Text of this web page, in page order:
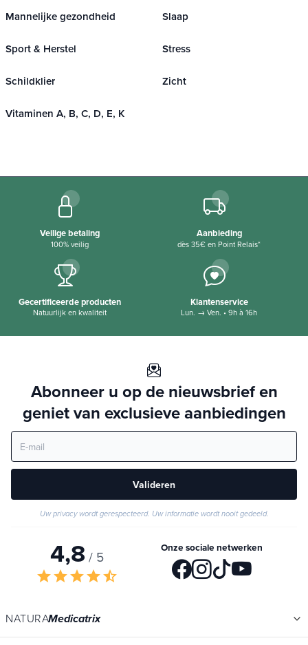
Mannelijke gezondheid Slaap
Sport & Herstel Stress
Schildklier Zicht
Vitaminen A, B, C, D, E, K
Veilige betaling
100% veilig
Aanbieding
dès 35€ en Point Relais*
Gecertificeerde producten
Natuurlijk en kwaliteit
Klantenservice
Lun. → Ven. • 9h à 16h
Abonneer u op de nieuwsbrief en
geniet van exclusieve aanbiedingen
Valideren
Uw privacy wordt gerespecteerd. Uw informatie wordt nooit gedeeld.
4,8 / 5
starstarstarstarstar_half
Onze sociale netwerken
NATURAMedicatrix